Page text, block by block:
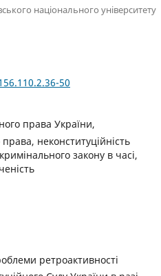
національного університету
50
права України,
неконституційність
закону в часі,
ретроактивності